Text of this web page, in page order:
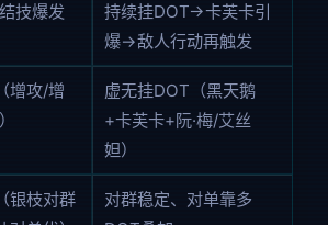
技爆发
持续挂DOT→卡芙卡引
爆→敌人行动再触发
增攻/增
虚无挂DOT（黑天鹅
+卡芙卡+阮·梅/艾丝
妲）
银枝对群
对群稳定、对单靠多